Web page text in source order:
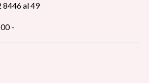
8446 al 49
-